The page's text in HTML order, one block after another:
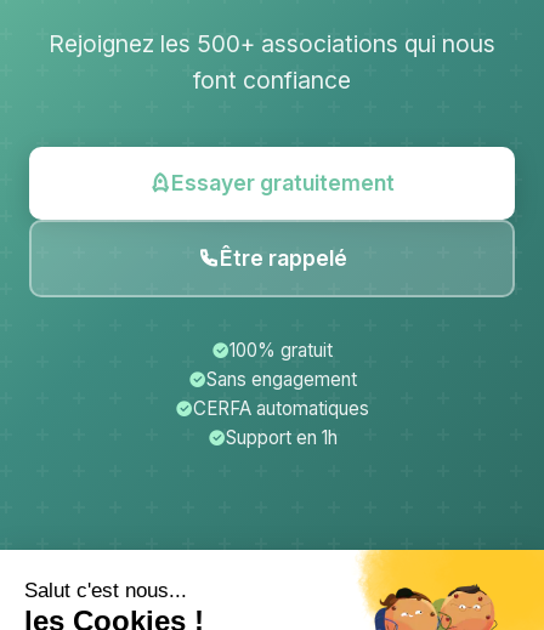
Rejoignez les 500+ associations qui nous
font confiance
Essayer gratuitement
Être rappelé
100% gratuit
Sans engagement
CERFA automatiques
Support en 1h